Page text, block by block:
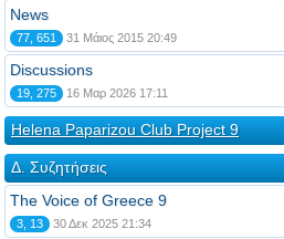
News
77, 651 31 Μάιος 2015 20:49
Discussions
19, 275 16 Μαρ 2026 17:11
Helena Paparizou Club Project 9
Δ. Συζητήσεις
The Voice of Greece 9
3, 13 30 Δεκ 2025 21:34